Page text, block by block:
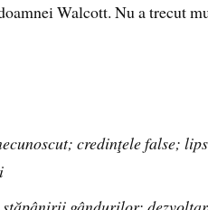
Walcott. Nu a trecut
credinţele false;